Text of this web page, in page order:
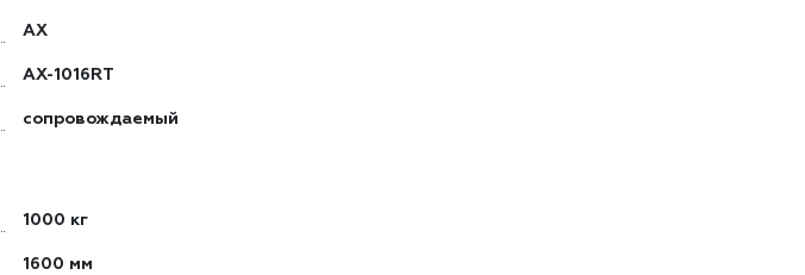
AX
AX-1016RT
сопровождаемый
1000 кг
1600 мм